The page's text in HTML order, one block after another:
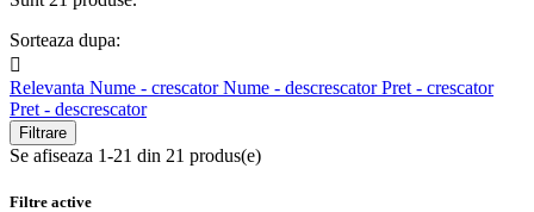
Sorteaza dupa:

Relevanta Nume - crescatorNume - descrescatorPret - crescator
Pret - descrescator
Filtrare
Se afiseaza 1-21 din 21 produs(e)
Filtre active